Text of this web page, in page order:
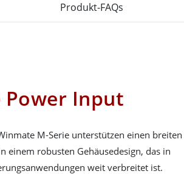
Produkt-FAQs
Power Input
M-Serie unterstützen einen breiten
einem robusten Gehäusedesign, das in
weit verbreitet ist.